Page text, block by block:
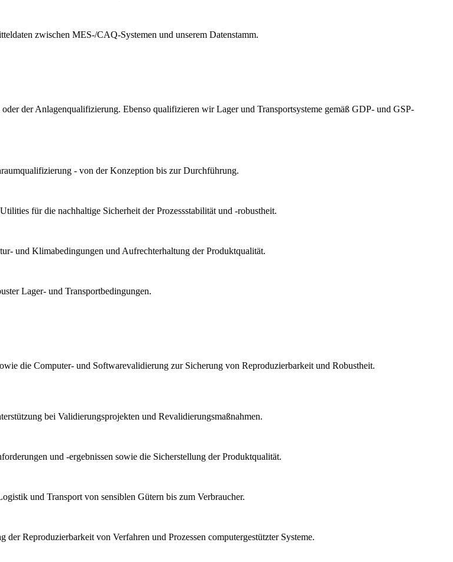
zwischen MES-/CAQ-Systemen und unserem Datenstamm.
der Anlagenqualifizierung. Ebenso qualifizieren wir Lager und Transportsysteme gemäß GDP- und GSP-
- von der Konzeption bis zur Durchführung.
für die nachhaltige Sicherheit der Prozessstabilität und -robustheit.
und Klimabedingungen und Aufrechterhaltung der Produktqualität.
Lager- und Transportbedingungen.
die Computer- und Softwarevalidierung zur Sicherung von Reproduzierbarkeit und Robustheit.
bei Validierungsprojekten und Revalidierungsmaßnahmen.
und -ergebnissen sowie die Sicherstellung der Produktqualität.
und Transport von sensiblen Gütern bis zum Verbraucher.
Reproduzierbarkeit von Verfahren und Prozessen computergestützter Systeme.